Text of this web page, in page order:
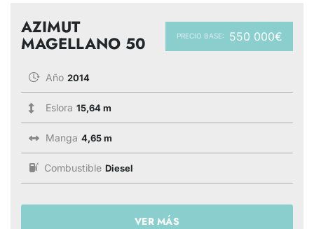
PRECIO BASE: 550 000€
AZIMUT
MAGELLANO 50
Año 2014
Eslora 15,64 m
Manga 4,65 m
Combustible Diesel
VER MÁS